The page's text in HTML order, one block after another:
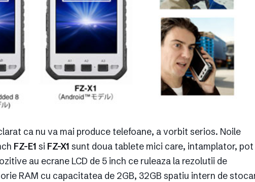
ca nu va mai produce telefoane, a vorbit serios. Noile
FZ-E1 si FZ-X1 sunt doua tablete mici care, intamplator, pot
au ecrane LCD de 5 inch ce ruleaza la rezolutii de
RAM cu capacitatea de 2GB, 32GB spatiu intern de